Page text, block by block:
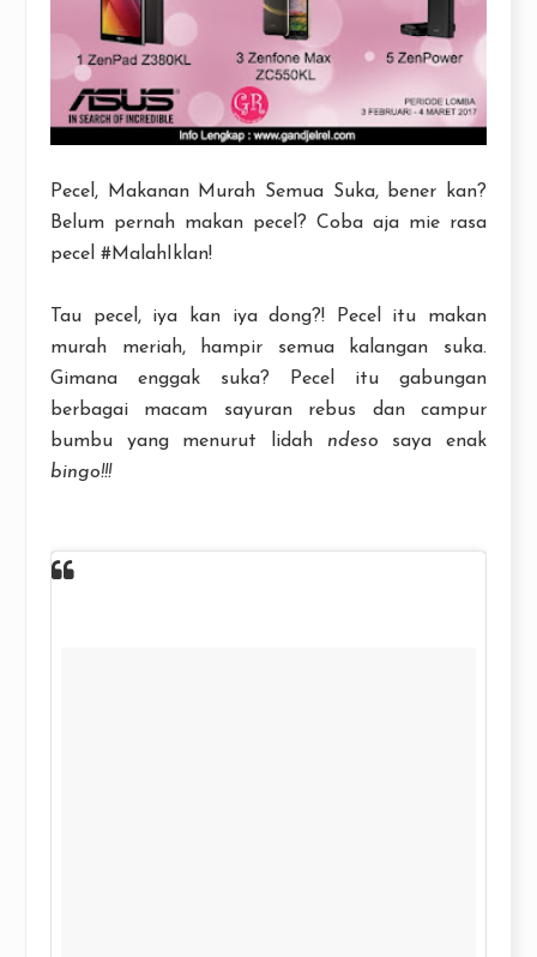
Pecel, Makanan Murah Semua Suka, bener kan?
Belum pernah makan pecel? Coba aja mie rasa
pecel #MalahIklan!
Tau pecel, iya kan iya dong?! Pecel itu makan
murah meriah, hampir semua kalangan suka.
Gimana enggak suka? Pecel itu gabungan
berbagai macam sayuran rebus dan campur
bumbu yang menurut lidah ndeso saya enak
bingo!!!